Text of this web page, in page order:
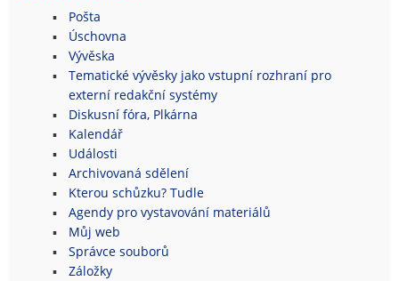
Pošta
Úschovna
Vývěska
Tematické vývěsky jako vstupní rozhraní pro
externí redakční systémy
Diskusní fóra, Plkárna
Kalendář
Události
Archivovaná sdělení
Kterou schůzku? Tudle
Agendy pro vystavování materiálů
Můj web
Správce souborů
Záložky